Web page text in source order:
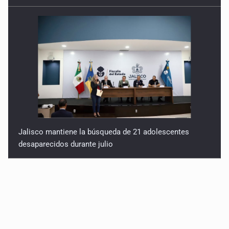
Jalisco mantiene la búsqueda de 21 adolescentes
desaparecidos durante julio